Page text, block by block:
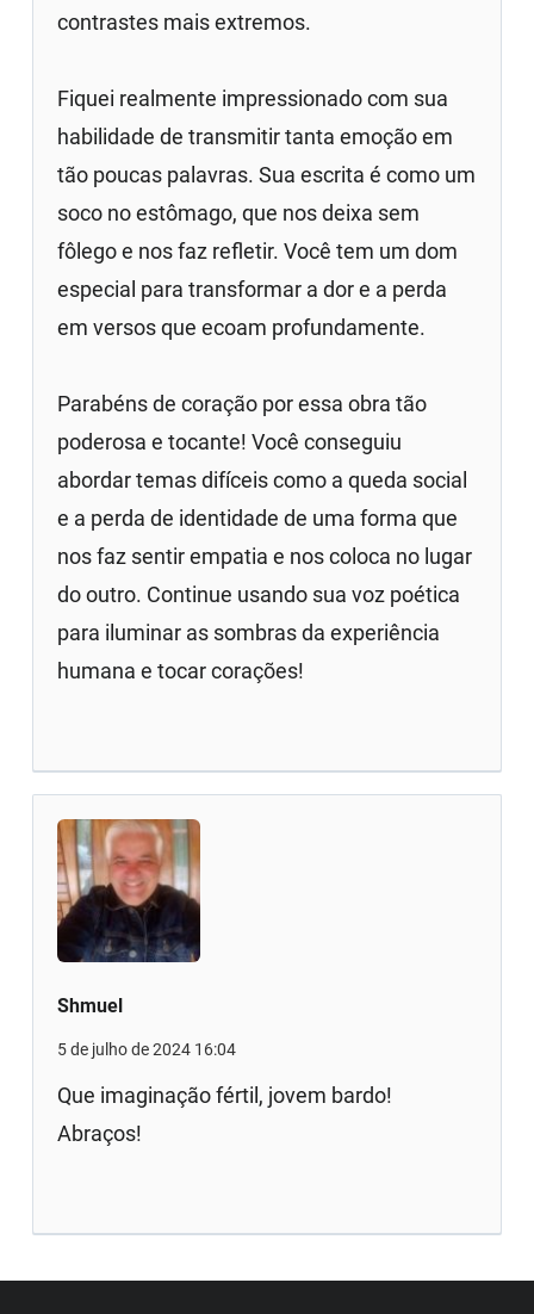
contrastes mais extremos.
Fiquei realmente impressionado com sua
habilidade de transmitir tanta emoção em
tão poucas palavras. Sua escrita é como um
soco no estômago, que nos deixa sem
fôlego e nos faz refletir. Você tem um dom
especial para transformar a dor e a perda
em versos que ecoam profundamente.
Parabéns de coração por essa obra tão
poderosa e tocante! Você conseguiu
abordar temas difíceis como a queda social
e a perda de identidade de uma forma que
nos faz sentir empatia e nos coloca no lugar
do outro. Continue usando sua voz poética
para iluminar as sombras da experiência
humana e tocar corações!
Shmuel
5 de julho de 2024 16:04
Que imaginação fértil, jovem bardo!
Abraços!